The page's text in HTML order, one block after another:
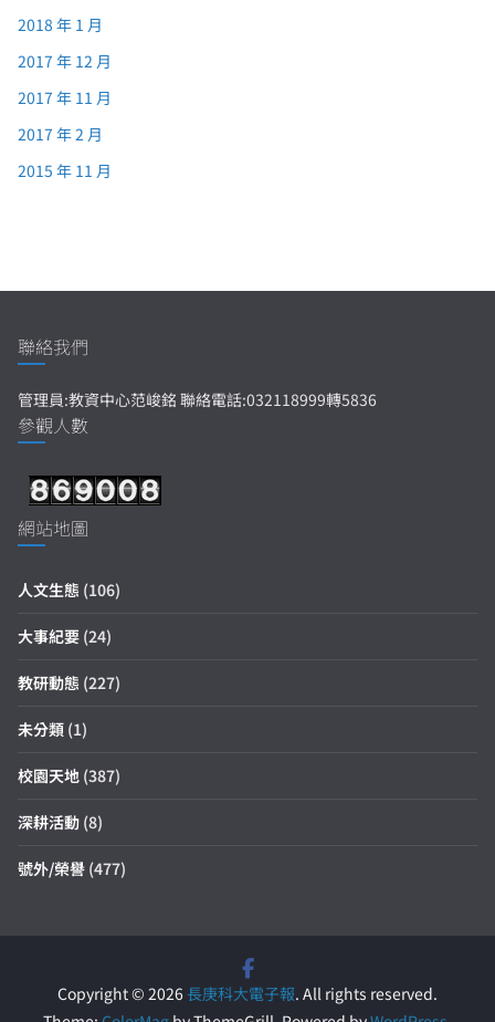
2018 年 1 月
2017 年 12 月
2017 年 11 月
2017 年 2 月
2015 年 11 月
聯絡我們
管理員:教資中心范峻銘 聯絡電話:032118999轉5836
參觀人數
網站地圖
人文生態 (106)
大事紀要 (24)
教研動態 (227)
未分類 (1)
校園天地 (387)
深耕活動 (8)
號外/榮譽 (477)
Copyright © 2026長庚科大電子報. All rights reserved.